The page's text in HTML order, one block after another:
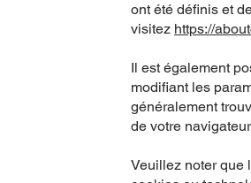
ont été définis et
visitez https://
Il est également
modifiant les
généralement
de votre
Veuillez noter que